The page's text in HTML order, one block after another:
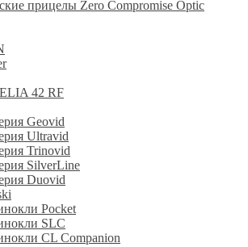
прицелы Zero Compromise Optic
42 RF
Geovid
Ultravid
Trinovid
SilverLine
Duovid
Pocket
SLC
CL Companion